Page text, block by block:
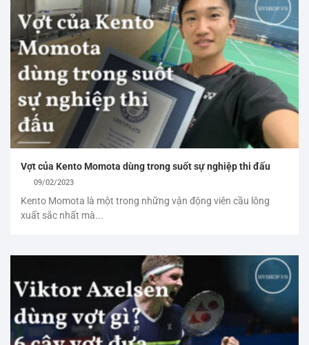
Vợt của Kento Momota dùng trong suốt sự nghiệp thi đấu
09/02/2023
Kento Momota là một trong những vận động viên cầu lông
xuất sắc nhất mà...